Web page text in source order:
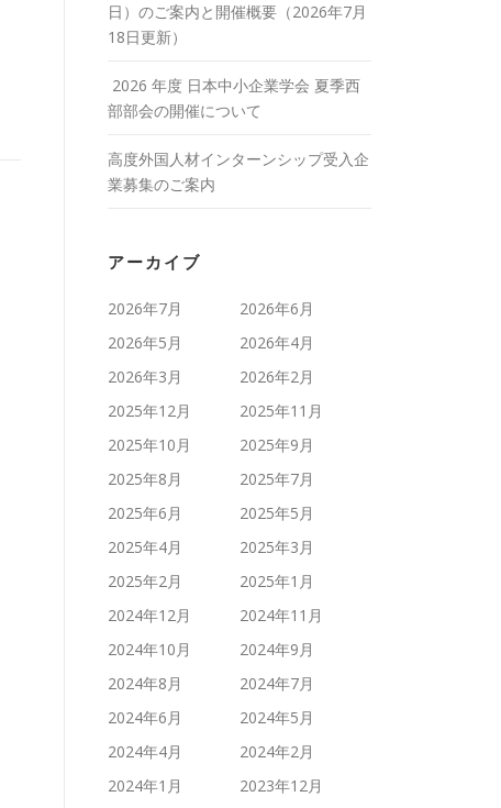
日）のご案内と開催概要（2026年7月
18日更新）
2026 年度 日本中小企業学会 夏季西
部部会の開催について
高度外国人材インターンシップ受入企
業募集のご案内
アーカイブ
2026年7月
2026年6月
2026年5月
2026年4月
2026年3月
2026年2月
2025年12月
2025年11月
2025年10月
2025年9月
2025年8月
2025年7月
2025年6月
2025年5月
2025年4月
2025年3月
2025年2月
2025年1月
2024年12月
2024年11月
2024年10月
2024年9月
2024年8月
2024年7月
2024年6月
2024年5月
2024年4月
2024年2月
2024年1月
2023年12月